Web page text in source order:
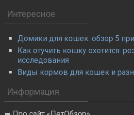
Интересное
Домики для кошек: обзор 5
Как отучить кошку охотится:
исследования
Виды кормов для кошек и
Информация